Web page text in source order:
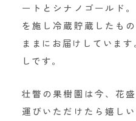
ート と シナノゴールド
を施し冷蔵貯蔵したも
ままにお届けしています
し です。
壮瞥の果樹園は今、花
運びいただけたら嬉しい